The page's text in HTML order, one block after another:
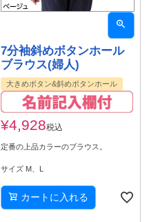
7分袖斜めボタンホール
ブラウス(婦人)
大きめボタン&斜めボタンホール
¥4,928税込
定番の上品カラーのブラウス。
サイズ M、L
カートに入れる